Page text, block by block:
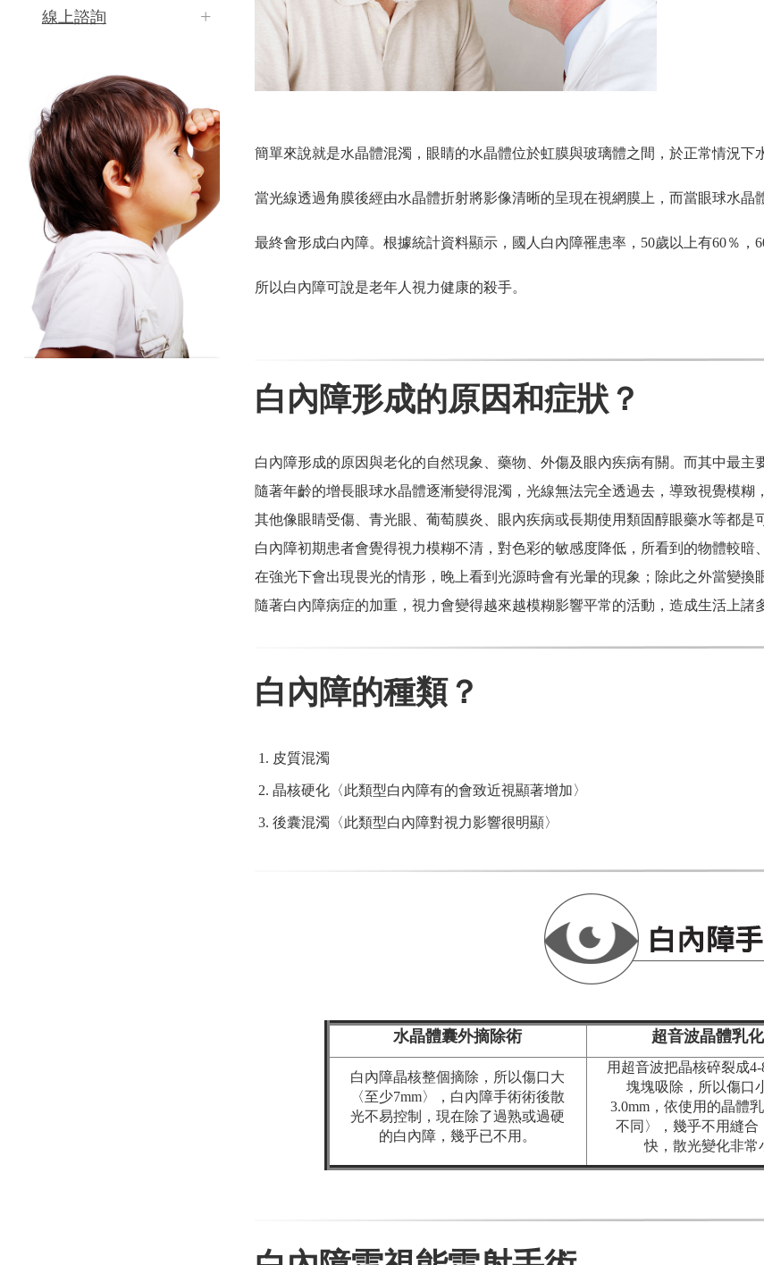
線上諮詢
簡單來說就是水晶體混濁，眼睛的水晶體位於虹膜與玻璃體之間，於正常情況下
當光線透過角膜後經由水晶體折射將影像清晰的呈現在視網膜上，而當眼球水晶
最終會形成白內障。根據統計資料顯示，國人白內障罹患率，50歲以上有60％，
所以白內障可說是老年人視力健康的殺手。
白內障形成的原因和症狀？
白內障形成的原因與老化的自然現象、藥物、外傷及眼內疾病有關。而其中最主
隨著年齡的增長眼球水晶體逐漸變得混濁，光線無法完全透過去， 導致視覺模糊
其他像眼睛受傷、青光眼、葡萄膜炎、眼內疾病或長期使用類固醇眼藥水等都是
白內障初期患者會覺得視力模糊不清，對色彩的敏感度降低，所看到的物體較暗
在強光下會出現畏光的情形，晚上看到光源時會有光暈的現象；除此之外當變換
隨著白內障病症的加重，視力會變得越來越模糊影響平常的活動，造成生活上諸
白內障的種類？
皮質混濁
晶核硬化〈此類型白內障有的會致近視顯著增加〉
後囊混濁〈此類型白內障對視力影響很明顯〉
水晶體囊外摘除術 超音波晶體乳
白內障晶核整個摘除，所以傷口大
〈至少7mm〉，白內障手術術後散
光不易控制，現在除了過熟或過硬
的白內障，幾乎已不用。
用超音波把晶核碎裂成
塊塊吸除，所以傷口
3.0mm，依使用的晶體
不同〉，幾乎不用縫合
快，散光變化非常